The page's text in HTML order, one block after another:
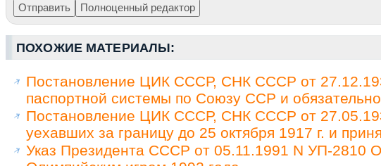
ПОХОЖИЕ МАТЕРИАЛЫ:
Постановление ЦИК СССР, СНК СССР от
паспортной системы по Союзу ССР и
Постановление ЦИК СССР, СНК СССР от
уехавших за границу до 25 октября 1917 г. и
Указ Президента СССР от 05.11.1991 N УП-2810 О